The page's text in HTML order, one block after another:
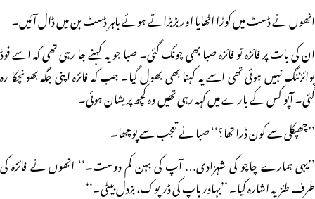
انھوں نے ڈسٹ میں کوڑا اٹھایا اور بڑبڑاتے ہوئے باہر ڈسٹ بن میں ڈال آئیں۔
ان کی بات پر فائزہ تو فائزہ صبا بھی چونک گئی۔ صبا جو یہ کہنے جا رہی تھی کہ اسے فوڈ
پوائزننگ نہیں ہوئی تھی اسے یہ کہنا بھی بھول گیا۔ جب کہ فائزہ اپنی جگہ بھونچکا رہ
گئی۔ آپو کس کے بارے میں کہہ رہی تھیں وہ کچھ پریشان ہوئی۔
’’چھپکلی سے کون ڈرا تھا؟‘‘ صبا نے تعجب سے پوچھا۔
’’یہی ہمارے چاچو کی شہزادی… آپ کی بہن کم دوست۔‘‘ انھوں نے فائزہ کی
طرف طنزیہ اشارہ کیا۔ ’’بہادر باپ کی ڈرپوک، بزدل بیٹی۔‘‘